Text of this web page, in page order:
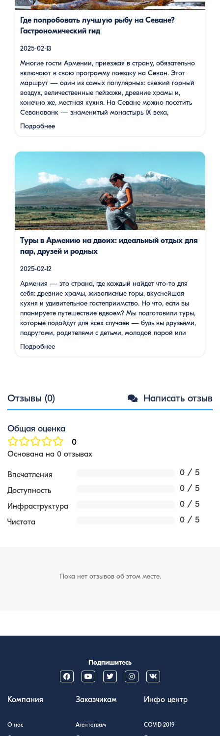
не менее […]
Где попробовать лучшую рыбу на Севане?
Гастрономический гид
2025-02-13
Многие гости Армении, приезжая в страну, обязательно
включают в свою программу поездку на Севан. Этот
маршрут — один из самых популярных: свежий горный
воздух, величественные пейзажи, древние храмы и,
конечно же, местная кухня. На Севане можно посетить
Севанаванк — знаменитый монастырь IX века,
расположенный на полуострове, а также Айраванк,
который менее известен, но не менее …
Подробнее
Армения — это страна, где каждый найдет что-то для себя:
удивительное гостеприимство. Но что, если вы планируете
путешествие вдвоем? Мы подготовили туры, которые
подойдут для всех случаев — будь вы друзьями, подругами,
родителями с детьми, молодой парой или супругами в
возрасте. Какой тур выбрать для путешествия вдвоем? 1. […]
Туры в Армению на двоих: идеальный отдых для
пар, друзей и родных
2025-02-12
Армения — это страна, где каждый найдет что-то для
себя: древние храмы, живописные горы, вкуснейшая
кухня и удивительное гостеприимство. Но что, если вы
планируете путешествие вдвоем? Мы подготовили туры,
которые подойдут для всех случаев — будь вы друзьями,
подругами, родителями с детьми, молодой парой или
супругами в возрасте. Какой тур выбрать для
путешествия вдвоем? 1. …
Подробнее
Отзывы (0) Написать отзыв
Общая оценка
0
Основана на 0 отзывах
Впечатления 0 / 5
Доступность 0 / 5
Инфраструктура 0 / 5
Чистота 0 / 5
Пока нет отзывов об этом месте.
Подпишитесь
Компания
О нас
Заказчикам
Агентствам
Инфо центр
COVID-2019